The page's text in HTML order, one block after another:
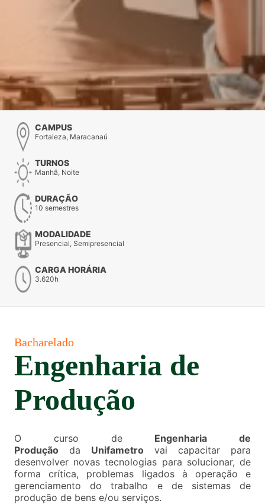
CAMPUS
Fortaleza, Maracanaú
TURNOS
Manhã, Noite
DURAÇÃO
10 semestres
MODALIDADE
Presencial, Semipresencial
CARGA HORÁRIA
3.620h
Bacharelado
Engenharia de
Produção
O curso de Engenharia de
Produção da Unifametro vai capacitar para
desenvolver novas tecnologias para solucionar, de
forma crítica, problemas ligados à operação e
gerenciamento do trabalho e de sistemas de
produção de bens e/ou serviços.